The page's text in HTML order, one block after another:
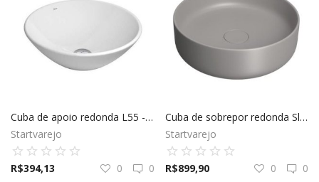
Esquadrias
Pintura
Hidráulica
Cuba de apoio redonda L55 - Deca
Startvarejo
R$394,13 0
0
Cuba de sobrepor redonda Slim Cinza Antracite - Deca
Startvarejo
R$899,90 0
0